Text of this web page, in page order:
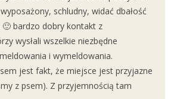
schludny, widać dbałość
🙂 bardzo dobry kontakt z
wysłali wszelkie niezbędne
i wymeldowania.
jest fakt, że miejsce jest przyjazne
z psem). Z przyjemnością tam